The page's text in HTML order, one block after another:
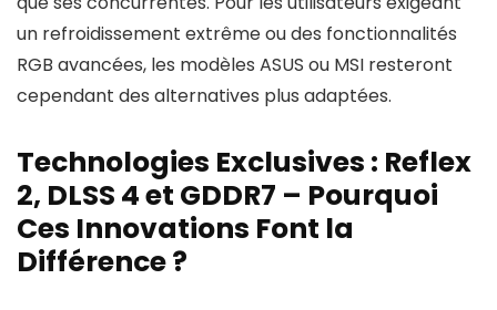
un refroidissement extrême ou des fonctionnalités
RGB avancées, les modèles ASUS ou MSI resteront
cependant des alternatives plus adaptées.
Technologies Exclusives : Reflex
2, DLSS 4 et GDDR7 – Pourquoi
Ces Innovations Font la
Différence ?